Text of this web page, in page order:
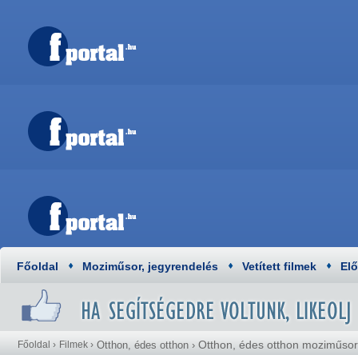
Főoldal Moziműsor, jegyrendelés Vetített filmek
Főoldal › Filmek › Otthon, édes otthon › Otthon, édes otthon moziműsor